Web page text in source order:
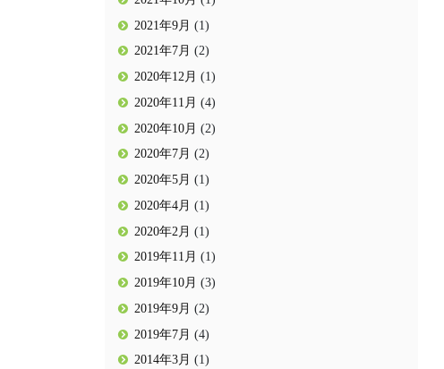
2021年9月 (1)
2021年7月 (2)
2020年12月 (1)
2020年11月 (4)
2020年10月 (2)
2020年7月 (2)
2020年5月 (1)
2020年4月 (1)
2020年2月 (1)
2019年11月 (1)
2019年10月 (3)
2019年9月 (2)
2019年7月 (4)
2014年3月 (1)